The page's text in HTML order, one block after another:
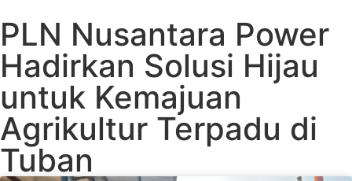
PLN Nusantara Power
Hadirkan Solusi Hijau
untuk Kemajuan
Agrikultur Terpadu di
Tuban